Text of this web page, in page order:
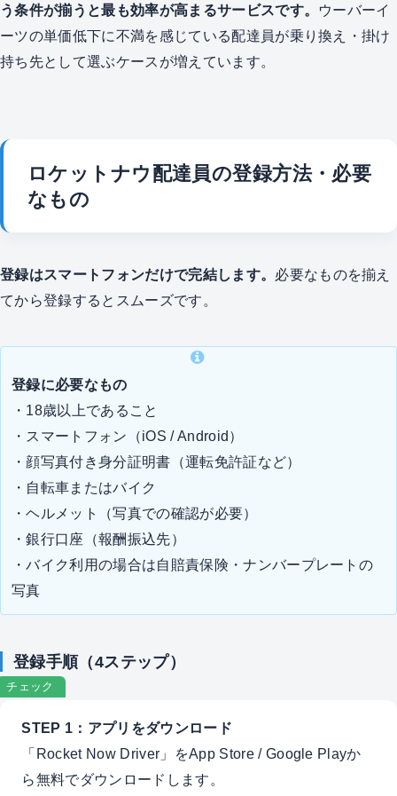
う条件が揃うと最も効率が高まるサービスです。
ウーバーイ
ーツの単価低下に不満を感じている配達員が乗り換え・掛け
持ち先として選ぶケースが増えています。
ロケットナウ配達員の登録方法・必要
なもの
登録はスマートフォンだけで完結します。 必要なものを揃え
てから登録するとスムーズです。
登録に必要なもの
・18歳以上であること
・スマートフォン（iOS / Android）
・顔写真付き身分証明書（運転免許証など）
・自転車またはバイク
・ヘルメット（写真での確認が必要）
・銀行口座（報酬振込先）
・バイク利用の場合は自賠責保険・ナンバープレートの
写真
登録手順（4ステップ）
チェック
STEP 1：アプリをダウンロード
「Rocket Now Driver」をApp Store / Google Playか
ら無料でダウンロードします。